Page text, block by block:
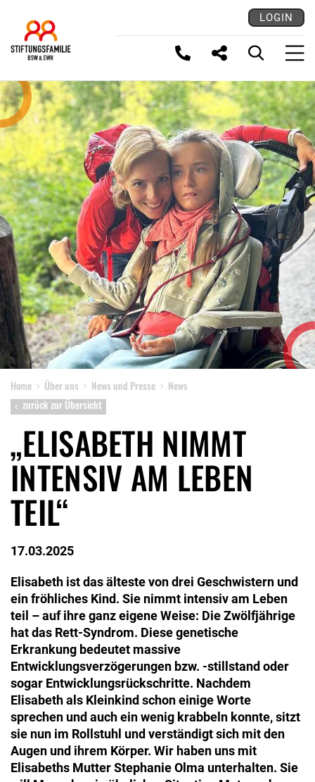
LOGIN
LINK KOPIEREN
Home Über uns News und Presse
News
zurück zur Übersicht
„ELISABETH NIMMT
INTENSIV AM LEBEN
TEIL“
17.03.2025
Elisabeth ist das älteste von drei Geschwistern und
ein fröhliches Kind. Sie nimmt intensiv am Leben
teil – auf ihre ganz eigene Weise: Die Zwölfjährige
hat das Rett-Syndrom. Diese genetische
Erkrankung bedeutet massive
Entwicklungsverzögerungen bzw. -stillstand oder
sogar Entwick­lungsrückschritte. Nachdem
Elisabeth als Kleinkind schon einige Worte
sprechen und auch ein wenig krabbeln konnte, sitzt
sie nun im Rollstuhl und verständigt sich mit den
Augen und ihrem Körper. Wir haben uns mit
Elisabeths Mutter Stephanie Olma unterhalten. Sie